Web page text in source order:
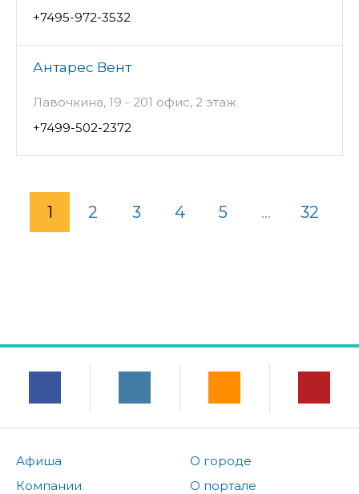
+7495-972-3532
Антарес Вент
Лавочкина, 19 - 201 офис, 2 этаж
+7499-502-2372
1 2 3 4 5 ... 32
Афиша
Компании
О городе
О портале